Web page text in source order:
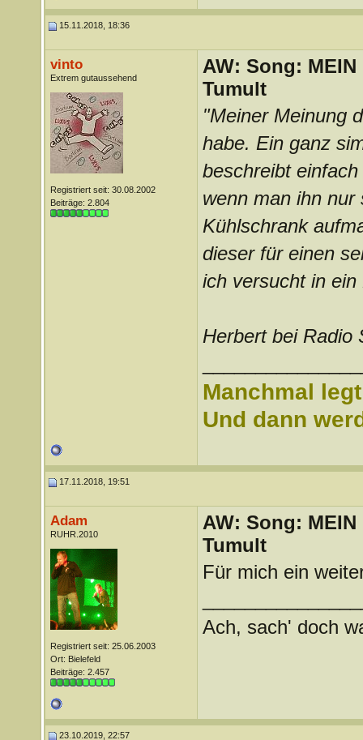
15.11.2018, 18:36
vinto
Extrem gutaussehend
Registriert seit: 30.08.2002
Beiträge: 2.804
AW: Song:
Tumult
"Meiner Meinung
habe. Ein ganz
beschreibt
wenn man ihn
Kühlschrank
dieser für einen
ich versucht in
Herbert bei Radio
Manchmal
Und dann
17.11.2018, 19:51
Adam
RUHR.2010
Registriert seit: 25.06.2003
Ort: Bielefeld
Beiträge: 2.457
AW: Song:
Tumult
Für mich ein
Ach, sach' doch
23.10.2019, 22:57